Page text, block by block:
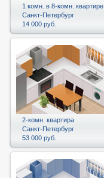
1 комн. в 8-комн. квартире
Санкт-Петербург
14 000 руб.
2-комн. квартира
Санкт-Петербург
53 000 руб.